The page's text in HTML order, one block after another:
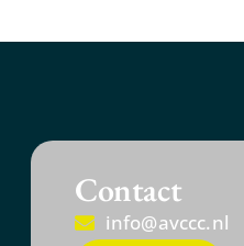
Contact
info@avccc.nl